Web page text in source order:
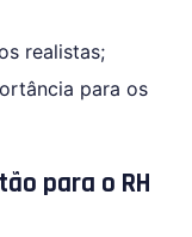
realistas;
para os
para o RH